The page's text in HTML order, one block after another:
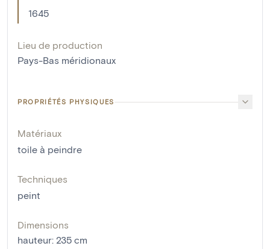
1645
Lieu de production
Pays-Bas méridionaux
PROPRIÉTÉS PHYSIQUES
Matériaux
toile à peindre
Techniques
peint
Dimensions
hauteur: 235 cm